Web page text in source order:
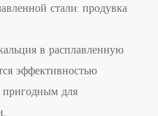
стали: продувка
в расплавленную
эффективностью
пригодным для